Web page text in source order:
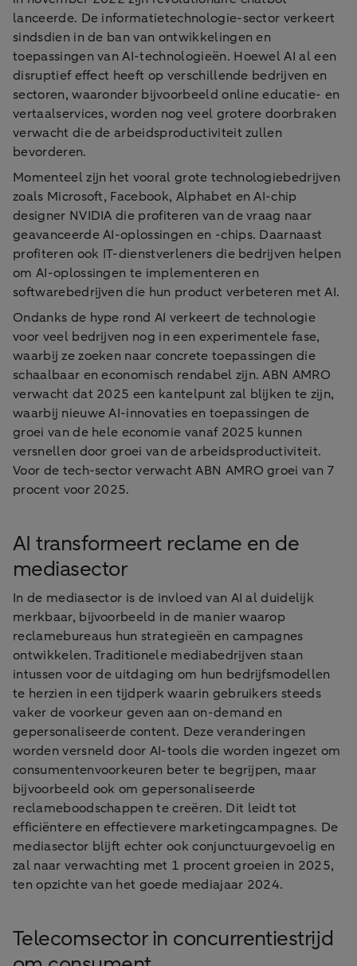
lanceerde. De informatietechnologie-sector verkeert
sindsdien in de ban van ontwikkelingen en
toepassingen van AI-technologieën. Hoewel AI al een
disruptief effect heeft op verschillende bedrijven en
sectoren, waaronder bijvoorbeeld online educatie- en
vertaalservices, worden nog veel grotere doorbraken
verwacht die de arbeidsproductiviteit zullen
bevorderen.
Momenteel zijn het vooral grote technologiebedrijven
zoals Microsoft, Facebook, Alphabet en AI-chip
designer NVIDIA die profiteren van de vraag naar
geavanceerde AI-oplossingen en -chips. Daarnaast
profiteren ook IT-dienstverleners die bedrijven helpen
om AI-oplossingen te implementeren en
softwarebedrijven die hun product verbeteren met AI.
Ondanks de hype rond AI verkeert de technologie
voor veel bedrijven nog in een experimentele fase,
waarbij ze zoeken naar concrete toepassingen die
schaalbaar en economisch rendabel zijn. ABN AMRO
verwacht dat 2025 een kantelpunt zal blijken te zijn,
waarbij nieuwe AI-innovaties en toepassingen de
groei van de hele economie vanaf 2025 kunnen
versnellen door groei van de arbeidsproductiviteit.
Voor de tech-sector verwacht ABN AMRO groei van 7
procent voor 2025.
AI transformeert reclame en de
mediasector
In de mediasector is de invloed van AI al duidelijk
merkbaar, bijvoorbeeld in de manier waarop
reclamebureaus hun strategieën en campagnes
ontwikkelen. Traditionele mediabedrijven staan
intussen voor de uitdaging om hun bedrijfsmodellen
te herzien in een tijdperk waarin gebruikers steeds
vaker de voorkeur geven aan on-demand en
gepersonaliseerde content. Deze veranderingen
worden versneld door AI-tools die worden ingezet om
consumentenvoorkeuren beter te begrijpen, maar
bijvoorbeeld ook om gepersonaliseerde
reclameboodschappen te creëren. Dit leidt tot
efficiëntere en effectievere marketingcampagnes. De
mediasector blijft echter ook conjunctuurgevoelig en
zal naar verwachting met 1 procent groeien in 2025,
ten opzichte van het goede mediajaar 2024.
Telecomsector in concurrentiestrijd